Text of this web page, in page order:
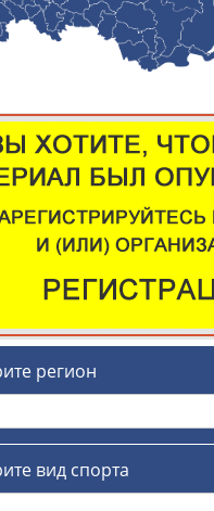
регион
вид спорта